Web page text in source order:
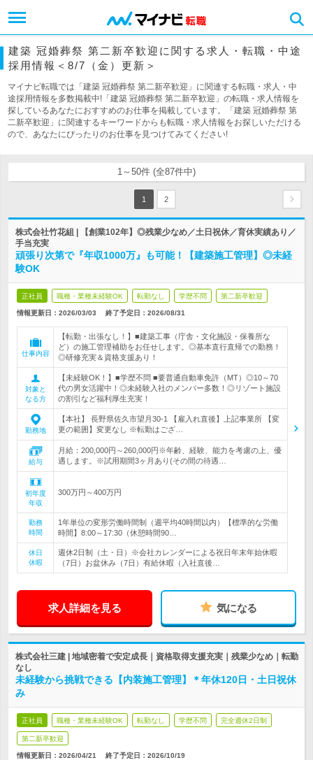
建築 冠婚葬祭 第二新卒歓迎に関する求人・転職・中途
採用情報＜8/7（金）更新＞
マイナビ転職では「建築 冠婚葬祭 第二新卒歓迎」に関連する転職・求人・中
途採用情報を多数掲載中!「建築 冠婚葬祭 第二新卒歓迎」の転職・求人情報を
探しているあなたにおすすめのお仕事を掲載しています。「建築 冠婚葬祭 第
二新卒歓迎」に関連するキーワードからも転職・求人情報をお探しいただける
ので、あなたにぴったりのお仕事を見つけてみてください!
1～50件 (全87件中)
1 2
株式会社竹花組 | 【創業102年】◎残業少なめ／土日祝休／育休実績あり／
手当充実
頑張り次第で『年収1000万』も可能！【建築施工管理】◎未経
験OK
正社員 職種・業種未経験OK 転勤なし 学歴不問 第二新卒歓迎
情報更新日：2026/03/03 終了予定日： 2026/08/31
仕事内容
【転勤・出張なし！】■建築工事（庁舎・文化施設・保養所な
ど）の施工管理補助をお任せします。◎基本直行直帰での勤務！
◎研修充実＆資格支援あり！
対象と
なる方
【未経験OK！】■学歴不問 ■要普通自動車免許（MT）◎10～70
代の男女活躍中！◎未経験入社のメンバー多数！◎リゾート施設
の割引など福利厚生充実！
勤務地
【本社】 長野県佐久市望月30-1 【雇入れ直後】上記事業所 【変
更の範囲】変更なし ※転勤はござ…
給与
月給：200,000円～260,000円※年齢、経験、能力を考慮の上、優
遇します。※試用期間3ヶ月あり(その間の待遇…
初年度
年収
300万円～400万円
勤務
時間
1年単位の変形労働時間制（週平均40時間以内）【標準的な労働
時間】8:00～17:30（休憩時間90…
休日
休暇
週休2日制（土・日）※会社カレンダーによる祝日年末年始休暇
（7日）お盆休み（7日）有給休暇（入社直後…
求人詳細を見る 気になる
株式会社三建 | 地域密着で安定成長｜資格取得支援充実｜残業少なめ｜転勤
なし
未経験から挑戦できる【内装施工管理】＊年休120日・土日祝休
み
正社員 職種・業種未経験OK 転勤なし 学歴不問 完全週休2日制
第二新卒歓迎
情報更新日：2026/04/21 終了予定日： 2026/10/19